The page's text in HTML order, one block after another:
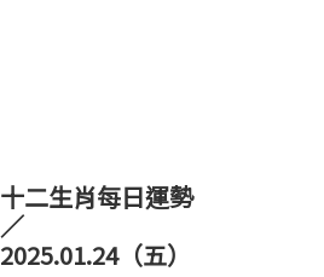
十二生肖每日運勢
／
2025.01.24（五）